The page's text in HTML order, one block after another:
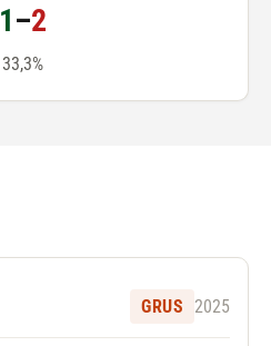
1–2
33,3%
GRUS 2025